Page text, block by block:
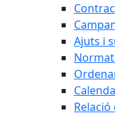
Ajuts i